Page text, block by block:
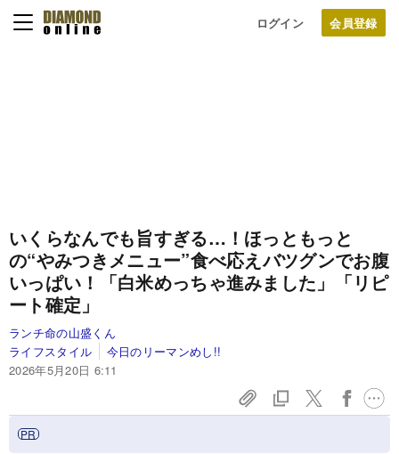
ログイン
いくらなんでも旨すぎる…！ほっともっと
の“やみつきメニュー”食べ応えバツグンでお腹
いっぱい！「白米めっちゃ進みました」「リピ
ート確定」
ランチ命の山盛くん
ライフスタイル
今日のリーマンめし!!
2026年5月20日 6:11